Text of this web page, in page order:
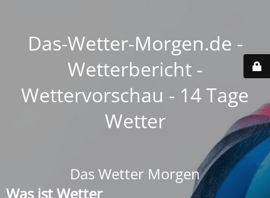
Das-Wetter-Morgen.de -
Wetterbericht -
Wettervorschau - 14 Tage
Wetter
Das Wetter Morgen
Was ist Wetter